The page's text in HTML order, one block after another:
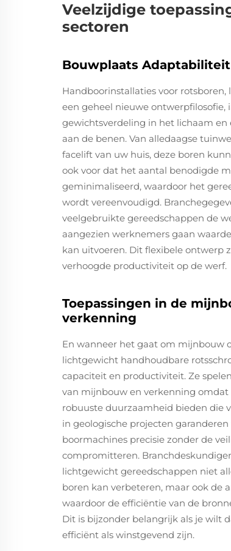
Veelzijdige
sectoren
Bouwplaats Adaptabiliteit
Handboorinstallaties voor
een geheel nieuwe ontwerpfilosofie,
gewichtsverdeling in het lichaam
aan de benen. Van alledaagse
facelift van uw huis, deze boren
ook voor dat het aantal benodigde
geminimaliseerd, waardoor het
wordt vereenvoudigd.
veelgebruikte gereedschappen de
aangezien werknemers gaan
kan uitvoeren. Dit flexibele ontwerp
verhoogde productiviteit op de werf.
Toepassingen in de
verkenning
En wanneer het gaat om mijnbouw
lichtgewicht handhoudbare
capaciteit en productiviteit. Ze
van mijnbouw en verkenning
robuuste duurzaamheid bieden die
in geologische projecten
boormachines precisie zonder de
compromitteren.
lichtgewicht gereedschappen niet
boren kan verbeteren, maar ook de
waardoor de efficiëntie van de
Dit is bijzonder belangrijk als je wilt
efficiënt als winstgevend zijn.